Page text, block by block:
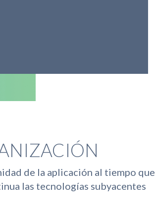
de la aplicación al tiempo que
las tecnologías subyacentes